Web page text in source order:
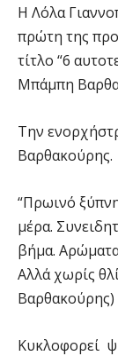
Η Λόλα
πρώτη της
τίτλο “6
Μπάμπη
Την
Βαρθακούρης.
“Πρωινό
μέρα.
βήμα.
Αλλά χωρίς
Βαρθακούρης)
Κυκλοφορεί